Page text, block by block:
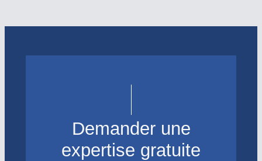
Demander une
expertise gratuite